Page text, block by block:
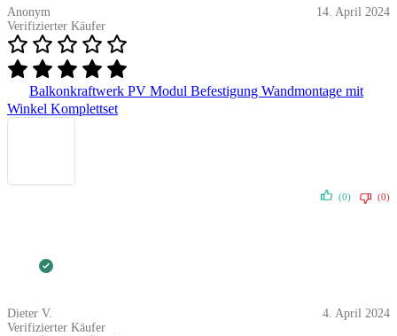
Anonym
Verifizierter Käufer
14. April 2024
Balkonkraftwerk PV Modul Befestigung Wandmontage mit
Winkel Komplettset
(0) (0)
Dieter V.
Verifizierter Käufer
4. April 2024